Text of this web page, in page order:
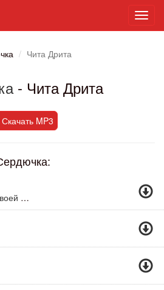
Чита Дрита
- Чита Дрита
Скачать MP3
А Если В Жизни Твоей Чёрная Полоса, То Будет В Жизни Твоей И Белая Полоса. А Если Дождь С Утра Не По Заказу, Как Всегда, Знать После Дождичка Всегда Сонечко Бува! =))))))))))))))))))))((Дуже Оптимістична Пісня)